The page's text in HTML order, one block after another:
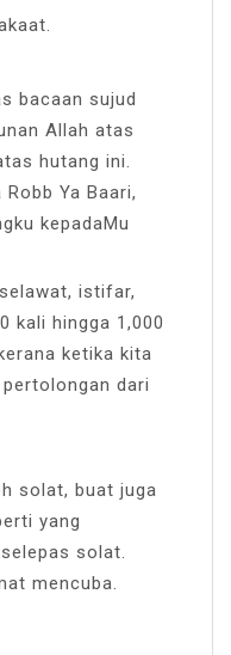
bacaan sujud
Allah atas
hutang ini.
Ya Baari,
kepadaMu
istifar,
kali hingga 1,000
ketika kita
dari
solat, buat juga
yang
solat.
mencuba.